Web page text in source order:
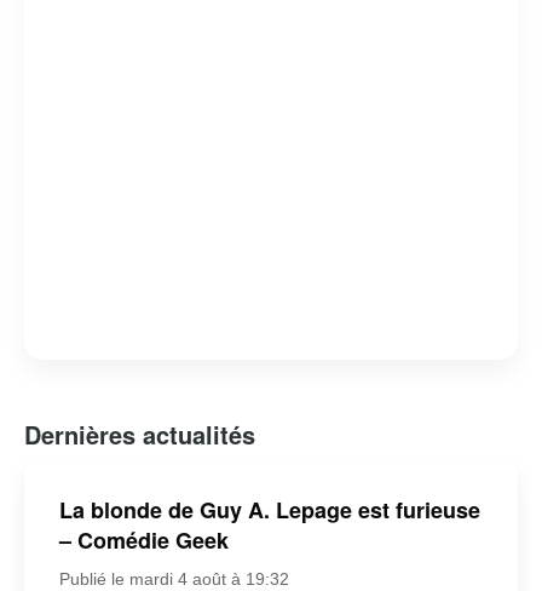
Dernières actualités
La blonde de Guy A. Lepage est furieuse
– Comédie Geek
Publié le mardi 4 août à 19:32